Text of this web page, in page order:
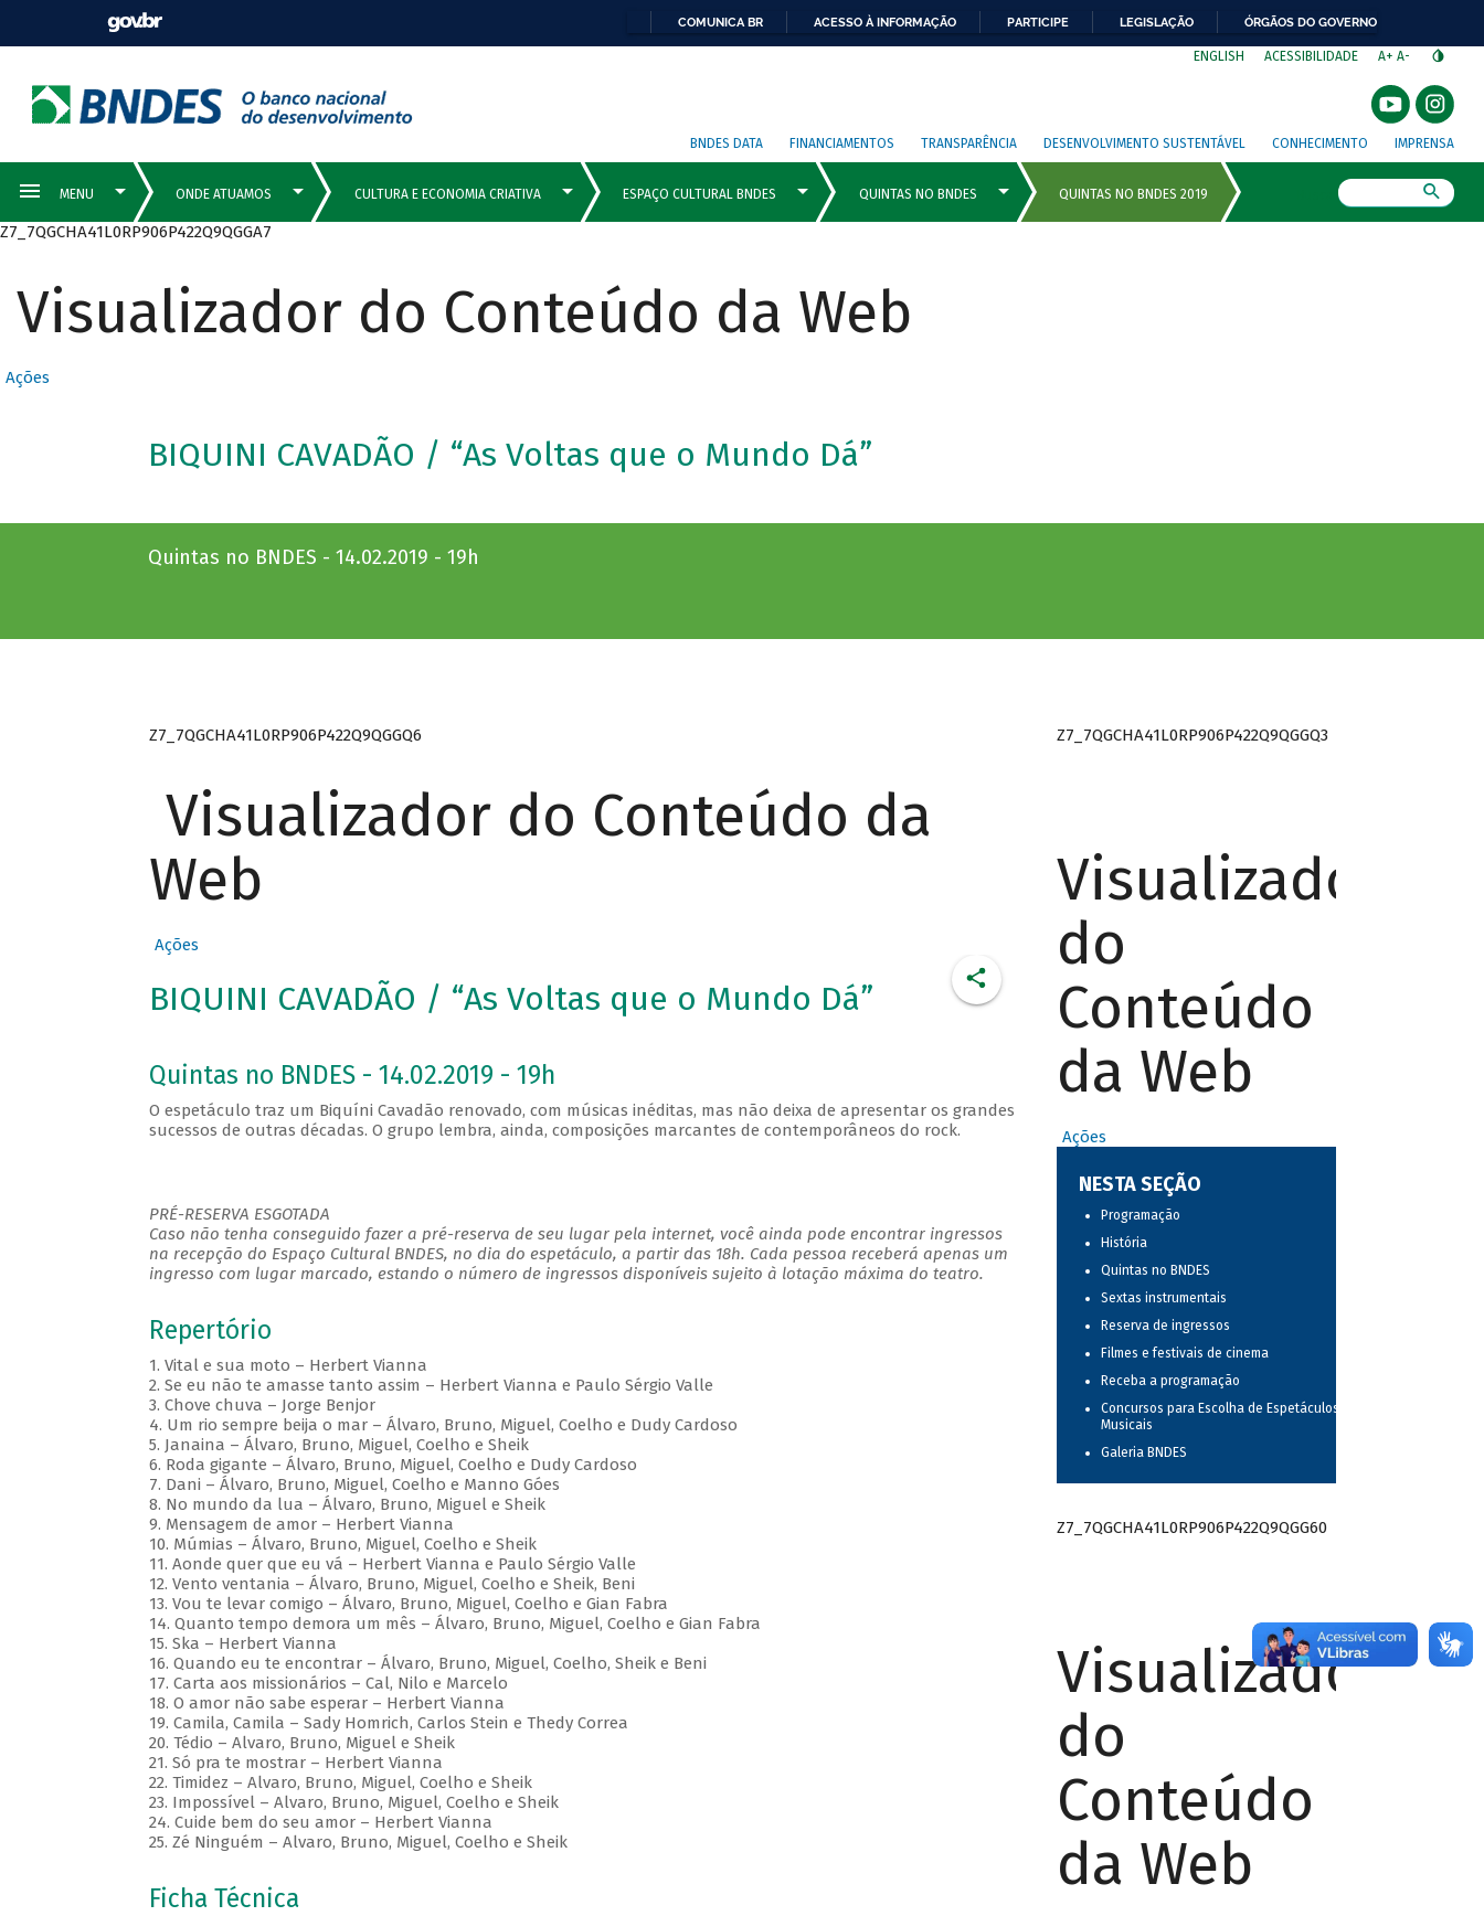
COMUNICA BR ACESSO À INFORMAÇÃO PARTICIPE LEGISLAÇÃO ÓRGÃOS DO GOVERNO
ENGLISH ACESSIBILIDADE A+ A-
BNDES DATA FINANCIAMENTOS TRANSPARÊNCIA DESENVOLVIMENTO SUSTENTÁVEL CONHECIMENTO IMPRENSA
Z7_7QGCHA41L0RP906P422Q9QGGA7
Visualizador do Conteúdo da Web
Ações
BIQUINI CAVADÃO / “As Voltas que o Mundo Dá”
Quintas no BNDES - 14.02.2019 - 19h
Z7_7QGCHA41L0RP906P422Q9QGGQ6
Visualizador do Conteúdo da
Web
Ações
BIQUINI CAVADÃO / “As Voltas que o Mundo Dá”
Quintas no BNDES - 14.02.2019 - 19h
O espetáculo traz um Biquíni Cavadão renovado, com músicas inéditas, mas não deixa de apresentar os grandes
sucessos de outras décadas. O grupo lembra, ainda, composições marcantes de contemporâneos do rock.
PRÉ-RESERVA ESGOTADA
Caso não tenha conseguido fazer a pré-reserva de seu lugar pela internet, você ainda pode encontrar ingressos
na recepção do Espaço Cultural BNDES, no dia do espetáculo, a partir das 18h. Cada pessoa receberá apenas um
ingresso com lugar marcado, estando o número de ingressos disponíveis sujeito à lotação máxima do teatro.
Repertório
1. Vital e sua moto – Herbert Vianna
2. Se eu não te amasse tanto assim – Herbert Vianna e Paulo Sérgio Valle
3. Chove chuva – Jorge Benjor
4. Um rio sempre beija o mar – Álvaro, Bruno, Miguel, Coelho e Dudy Cardoso
5. Janaina – Álvaro, Bruno, Miguel, Coelho e Sheik
6. Roda gigante – Álvaro, Bruno, Miguel, Coelho e Dudy Cardoso
7. Dani – Álvaro, Bruno, Miguel, Coelho e Manno Góes
8. No mundo da lua – Álvaro, Bruno, Miguel e Sheik
9. Mensagem de amor – Herbert Vianna
10. Múmias – Álvaro, Bruno, Miguel, Coelho e Sheik
11. Aonde quer que eu vá – Herbert Vianna e Paulo Sérgio Valle
12. Vento ventania – Álvaro, Bruno, Miguel, Coelho e Sheik, Beni
13. Vou te levar comigo – Álvaro, Bruno, Miguel, Coelho e Gian Fabra
14. Quanto tempo demora um mês – Álvaro, Bruno, Miguel, Coelho e Gian Fabra
15. Ska – Herbert Vianna
16. Quando eu te encontrar – Álvaro, Bruno, Miguel, Coelho, Sheik e Beni
17. Carta aos missionários – Cal, Nilo e Marcelo
18. O amor não sabe esperar – Herbert Vianna
19. Camila, Camila – Sady Homrich, Carlos Stein e Thedy Correa
20. Tédio – Alvaro, Bruno, Miguel e Sheik
21. Só pra te mostrar – Herbert Vianna
22. Timidez – Alvaro, Bruno, Miguel, Coelho e Sheik
23. Impossível – Alvaro, Bruno, Miguel, Coelho e Sheik
24. Cuide bem do seu amor – Herbert Vianna
25. Zé Ninguém – Alvaro, Bruno, Miguel, Coelho e Sheik
Ficha Técnica
Z7_7QGCHA41L0RP906P422Q9QGGQ3
Visualizador
do
Conteúdo
da Web
Ações
NESTA SEÇÃO
Programação
História
Quintas no BNDES
Sextas instrumentais
Reserva de ingressos
Filmes e festivais de cinema
Receba a programação
Concursos para Escolha de Espetáculos
Musicais
Galeria BNDES
Z7_7QGCHA41L0RP906P422Q9QGG60
Visualizador
do
Conteúdo
da Web